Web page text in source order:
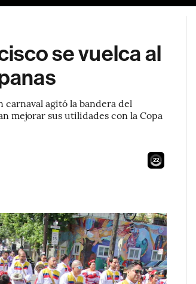
se vuelca al
carnaval agitó la bandera del
mejorar sus utilidades con la Copa
20